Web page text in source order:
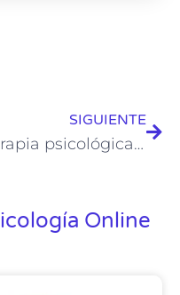
SIGUIENTE
Terapia psicológica en línea en Chile para adolescentes
Online